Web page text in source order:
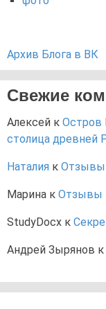
Архив Блога в ВК
Свежие
Алексей к Остров
столица древней
Наталия к Отзывы
Марина к Отзывы
StudyDocx к
Андрей Зырянов к